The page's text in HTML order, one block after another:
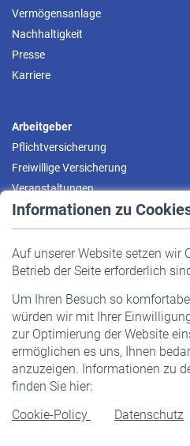
Informationen zu
Auf unserer Website setzen wir
Betrieb der Seite erforderlich
Um Ihren Besuch so
würden wir mit Ihrer
zur Optimierung der Website
ermöglichen es uns, Ihnen
anzuzeigen. Informationen zu
finden Sie hier:
Cookie-Policy
Datenschutz
Vermögensanlage
Nachhaltigkeit
Presse
Karriere
Arbeitgeber
Pflichtversicherung
Freiwillige Versicherung
Veranstaltungen
Pflichtversicherung
Staatliche Förderung
Veranstaltungen
Rentner
Rentenbeginn
Rente beantragen